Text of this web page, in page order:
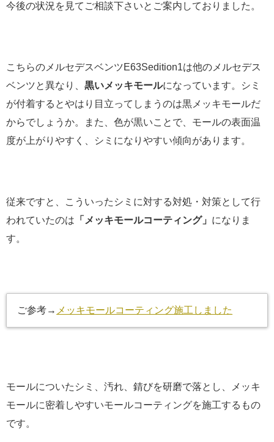
今後の状況を見てご相談下さいとご案内しておりました。
こちらのメルセデスベンツE63Sedition1は他のメルセデス
ベンツと異なり、 黒いメッキモールになっています。シミ
が付着するとやはり目立ってしまうのは黒メッキモールだ
からでしょうか。また、色が黒いことで、モールの表面温
度が上がりやすく、シミになりやすい傾向があります。
従来ですと、こういったシミに対する対処・対策として行
われていたのは 「メッキモールコーティング」 になりま
す。
ご参考→ メッキモールコーティング施工しました
モールについたシミ、汚れ、錆びを研磨で落とし、メッキ
モールに密着しやすいモールコーティングを施工するもの
です。